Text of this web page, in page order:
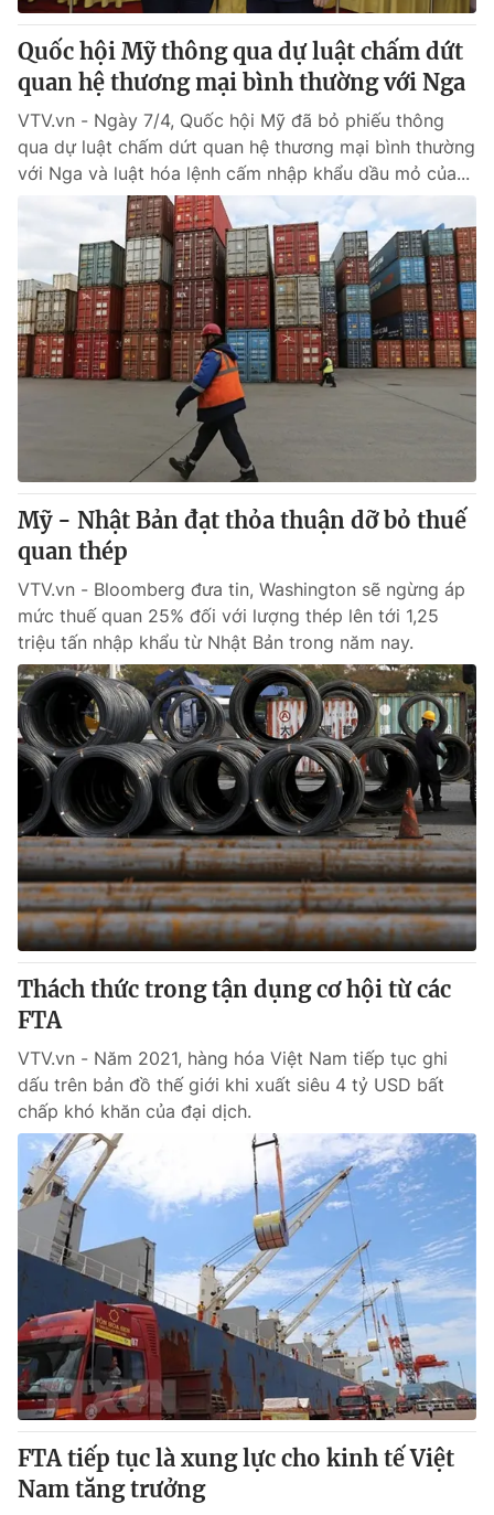
Quốc hội Mỹ thông qua dự luật chấm dứt
quan hệ thương mại bình thường với Nga
VTV.vn - Ngày 7/4, Quốc hội Mỹ đã bỏ phiếu thông
qua dự luật chấm dứt quan hệ thương mại bình thường
với Nga và luật hóa lệnh cấm nhập khẩu dầu mỏ của...
Mỹ - Nhật Bản đạt thỏa thuận dỡ bỏ thuế
quan thép
VTV.vn - Bloomberg đưa tin, Washington sẽ ngừng áp
mức thuế quan 25% đối với lượng thép lên tới 1,25
triệu tấn nhập khẩu từ Nhật Bản trong năm nay.
Thách thức trong tận dụng cơ hội từ các
FTA
VTV.vn - Năm 2021, hàng hóa Việt Nam tiếp tục ghi
dấu trên bản đồ thế giới khi xuất siêu 4 tỷ USD bất
chấp khó khăn của đại dịch.
FTA tiếp tục là xung lực cho kinh tế Việt
Nam tăng trưởng